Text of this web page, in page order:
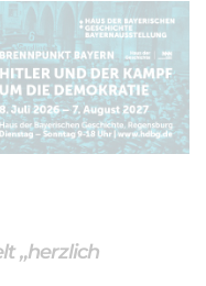
„herzlich